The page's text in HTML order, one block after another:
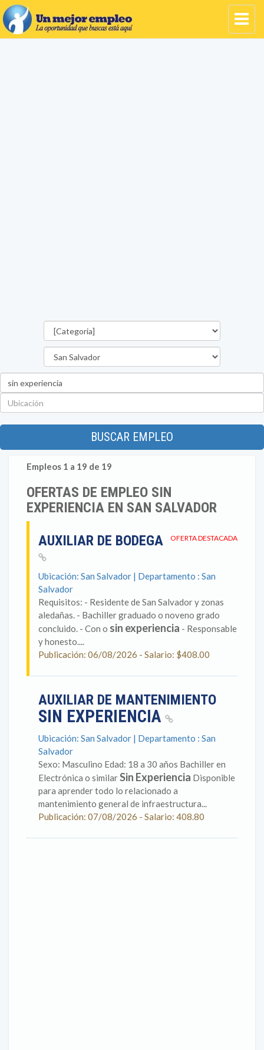
BUSCAR EMPLEO
Empleos 1 a 19 de 19
OFERTAS DE EMPLEO SIN
EXPERIENCIA EN SAN SALVADOR
OFERTA DESTACADA
AUXILIAR DE BODEGA
Ubicación: San Salvador | Departamento : San
Salvador
Requisitos: - Residente de San Salvador y zonas
aledañas. - Bachiller graduado o noveno grado
concluido. - Con o sin experiencia - Responsable
y honesto....
Publicación: 06/08/2026 - Salario: $408.00
AUXILIAR DE MANTENIMIENTO
SIN EXPERIENCIA
Ubicación: San Salvador | Departamento : San
Salvador
Sexo: Masculino Edad: 18 a 30 años Bachiller en
Electrónica o similarSin Experiencia Disponible
para aprender todo lo relacionado a
mantenimiento general de infraestructura...
Publicación: 07/08/2026 - Salario: 408.80